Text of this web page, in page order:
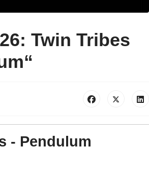
Twin Tribes
- Pendulum